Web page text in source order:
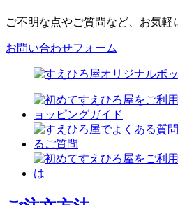
ご不明な点やご質問など、お気軽
お問い合わせフォーム